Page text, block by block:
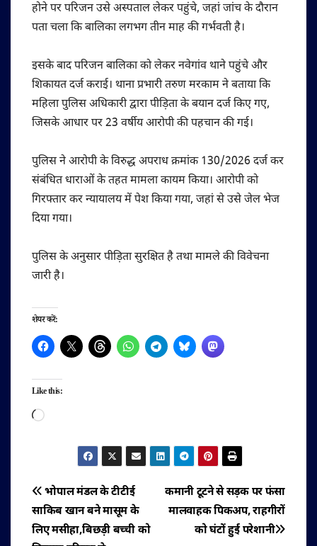
होने पर परिजन उसे अस्पताल लेकर पहुंचे, जहां जांच के दौरान
पता चला कि बालिका लगभग तीन माह की गर्भवती है।
इसके बाद परिजन बालिका को लेकर नवेगांव थाने पहुंचे और
शिकायत दर्ज कराई। थाना प्रभारी तरुण मरकाम ने बताया कि
महिला पुलिस अधिकारी द्वारा पीड़िता के बयान दर्ज किए गए,
जिसके आधार पर 23 वर्षीय आरोपी की पहचान की गई।
पुलिस ने आरोपी के विरुद्ध अपराध क्रमांक 130/2026 दर्ज कर
संबंधित धाराओं के तहत मामला कायम किया। आरोपी को
गिरफ्तार कर न्यायालय में पेश किया गया, जहां से उसे जेल भेज
दिया गया।
पुलिस के अनुसार पीड़िता सुरक्षित है तथा मामले की विवेचना
जारी है।
शेयर करें:
Like this:
Loading…
पोस्ट
नेविगेशन
कमानी टूटने से सड़क पर फंसा
मालवाहक पिकअप, राहगीरों
को घंटों हुई परेशानी
भोपाल मंडल के टीटीई
साकिब खान बने मासूम के
लिए मसीहा,बिछड़ी बच्ची को